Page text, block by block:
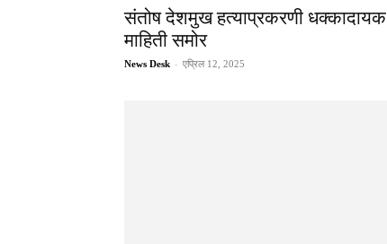
संतोष देशमुख हत्याप्रकरणी धक्कादायक
माहिती समोर
News Desk - एप्रिल 12, 2025